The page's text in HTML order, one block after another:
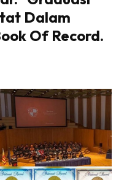
Dalam
Of Record.